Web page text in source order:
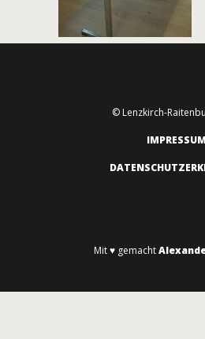
© Lenzkirch-
IMPRESSUM
Mit ♥ gemacht